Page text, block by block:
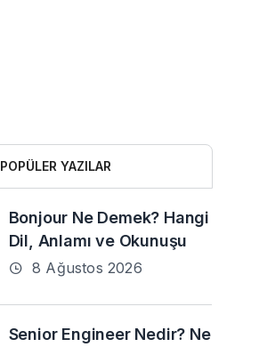
POPÜLER YAZILAR
Bonjour Ne Demek? Hangi
Dil, Anlamı ve Okunuşu
8 Ağustos 2026
Senior Engineer Nedir? Ne